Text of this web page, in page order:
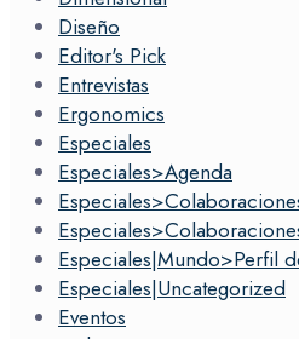
Diseño
Editor's Pick
Entrevistas
Ergonomics
Especiales
Especiales>Agenda
Especiales|Mundo>Perfil
Especiales|Uncategorized
Eventos